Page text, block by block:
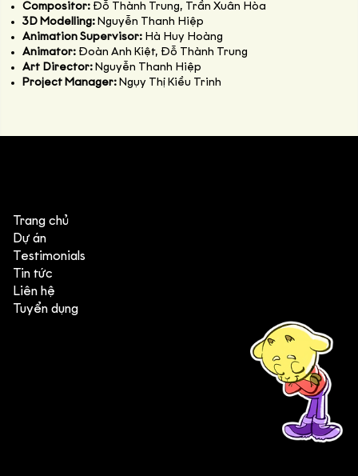
Compositor: Đỗ Thành Trung, Trần Xuân Hòa
3D Modelling: Nguyễn Thanh Hiệp
Animation Supervisor: Hà Huy Hoàng
Animator: Đoàn Anh Kiệt, Đỗ Thành Trung
Art Director: Nguyễn Thanh Hiệp
Project Manager: Ngụy Thị Kiều Trinh
Head office: Central Point Bld., No. 219 Trung Kinh Str.,
Branch office: SGR Bld., No. 167 -169 Dien Bien Phu Str.,
Trang chủ
Dự án
Testimonials
Tin tức
Liên hệ
Tuyển dụng